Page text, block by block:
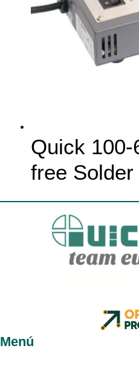
Quick 100-
free
Menú